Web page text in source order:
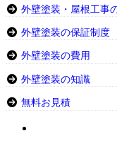
外壁塗装・屋根工事
外壁塗装の保証制度
外壁塗装の費用
外壁塗装の知識
無料お見積